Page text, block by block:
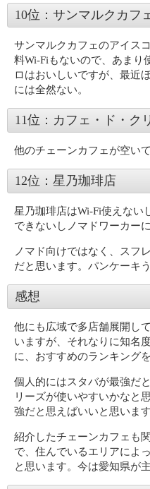
10位：サンマルクカフ
サンマルクカフェのアイス
料Wi-Fiもないので、あまり
ロはおいしいですが、最近
には全然ない。
11位：カフェ・ド・ク
他のチェーンカフェが空い
12位：星乃珈琲店
星乃珈琲店はWi-Fi使えない
できないしノマドワーカー
ノマド向けではなく、スフ
だと思います。パンケーキう
感想
他にも広域で多店舗展開し
いますが、それなりに知名
に、おすすめのランキング
個人的にはスタバが最強だ
リーズが使いやすいかなと
強だと思えばいいと思います
紹介したチェーンカフェも
で、住んでいるエリアによ
と思います。今は愛知県が主